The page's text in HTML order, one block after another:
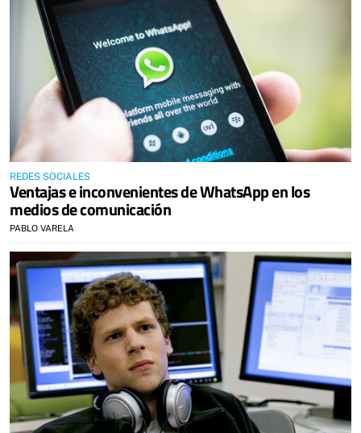
REDES SOCIALES
Ventajas e inconvenientes de WhatsApp en los
medios de comunicación
PABLO VARELA